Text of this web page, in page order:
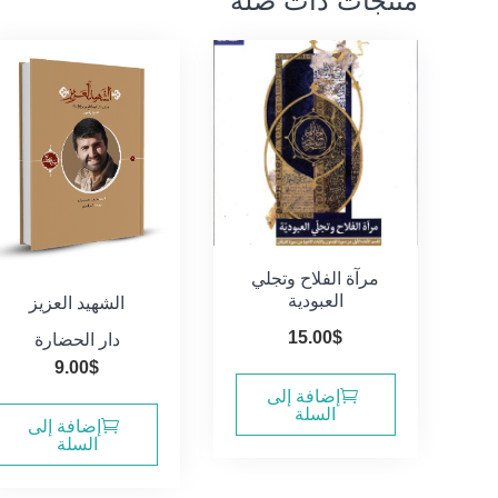
مرآة الفلاح وتجلي
العبودية
15.00$
إضافة إلى
السلة
الشهيد العزيز
دار الحضارة
9.00$
إضافة إلى
السلة